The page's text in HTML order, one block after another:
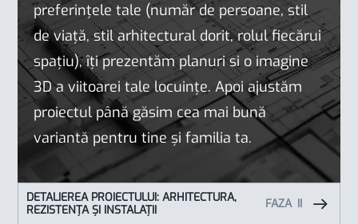
preferințele tale (număr de persoane, stil
de viață, stil arhitectural dorit, rolul fiecărui
spațiu), îți prezentăm planuri si o imagine
3D a viitoarei tale locuințe. Apoi ajustăm
proiectul până găsim cea mai bună
variantă pentru tine și familia ta.
FAZA
DETALIEREA PROIECTULUI: ARHITECTURA,
REZISTENȚA ȘI INSTALAȚII